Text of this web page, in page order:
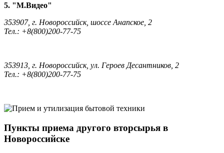
5. "М.Видео"
353907, г. Новороссийск, шоссе Анапское, 2
Тел.: +8(800)200-77-75
353913, г. Новороссийск, ул. Героев Десантников, 2
Тел.: +8(800)200-77-75
Пункты приема другого вторсырья в
Новороссийске